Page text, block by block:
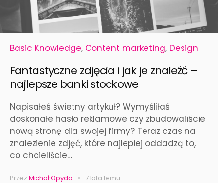
Basic Knowledge, Content marketing, Design
Fantastyczne zdjęcia i jak je znaleźć –
najlepsze banki stockowe
Napisałeś świetny artykuł? Wymyśliłaś
doskonałe hasło reklamowe czy zbudowaliście
nową stronę dla swojej firmy? Teraz czas na
znalezienie zdjęć, które najlepiej oddadzą to,
co chcieliście…
Przez Michał Opydo 7 lata temu